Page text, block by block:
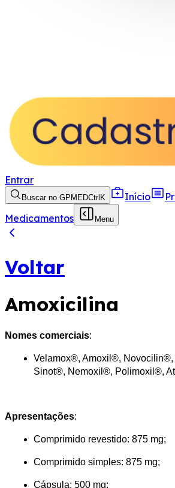
Entrar
Buscar no GPMEDCtrl K Início
Medicamentos
Menu
Voltar
Amoxicilina
Nomes comerciais:
Velamox®, Amoxil®, Novocilin®,
Sinot®, Nemoxil®, Polimoxil®,
Apresentações:
Comprimido revestido: 875 mg;
Comprimido simples: 875 mg;
Cápsula: 500 mg;